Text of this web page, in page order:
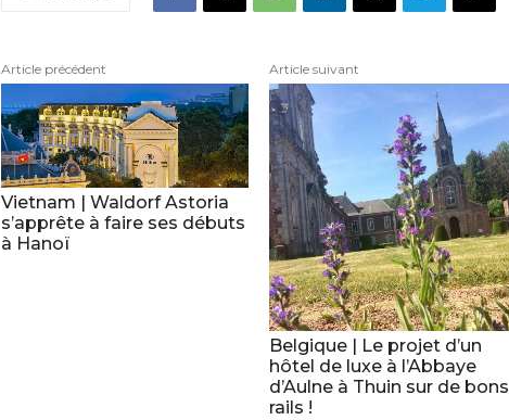
Article précédent
Vietnam | Waldorf Astoria
s’apprête à faire ses débuts
à Hanoï
Article suivant
Belgique | Le projet d’un
hôtel de luxe à l’Abbaye
d’Aulne à Thuin sur de bons
rails !